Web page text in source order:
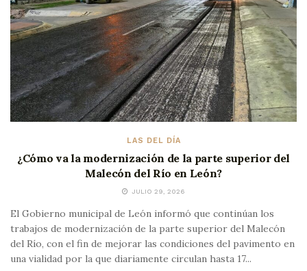
LAS DEL DÍA
¿Cómo va la modernización de la parte superior del
Malecón del Río en León?
JULIO 29, 2026
El Gobierno municipal de León informó que continúan los
trabajos de modernización de la parte superior del Malecón
del Río, con el fin de mejorar las condiciones del pavimento en
una vialidad por la que diariamente circulan hasta 17...